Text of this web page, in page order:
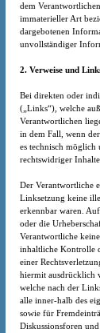
dem
immaterieller Art
dargebotenen
unvollständiger
2. Verweise und
Bei direkten oder
(„Links“), welche
Verantwortlichen
in dem Fall, wenn
es technisch
rechtswidriger
Der Verantwortliche
Linksetzung keine
erkennbar waren.
oder die
Verantwortliche
inhaltliche Kontrolle
einer
hiermit ausdrücklich
welche nach der
alle inner-halb des
sowie für
Diskussionsforen